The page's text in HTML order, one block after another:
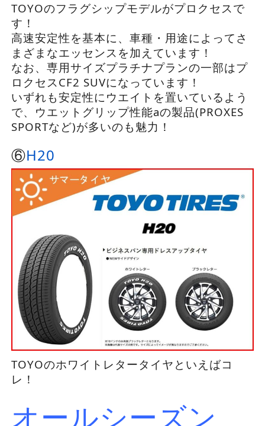
TOYOのフラグシップモデルがプロクセスで
す！
高速安定性を基本に、車種・用途によってさ
まざまなエッセンスを加えています！
なお、専用サイズプラチナプランの一部はプ
ロクセスCF2 SUVになっています！
いずれも安定性にウエイトを置いているよう
で、ウエットグリップ性能aの製品(PROXES
SPORTなど)が多いのも魅力！
⑥H20
TOYOのホワイトレタータイヤといえばコ
レ！
オールシーズン